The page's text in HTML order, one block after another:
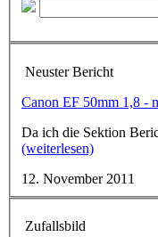
Neuster Bericht
Canon EF 50mm 1,8 -
Da ich die Sektion
(weiterlesen)
12. November 2011
Zufallsbild